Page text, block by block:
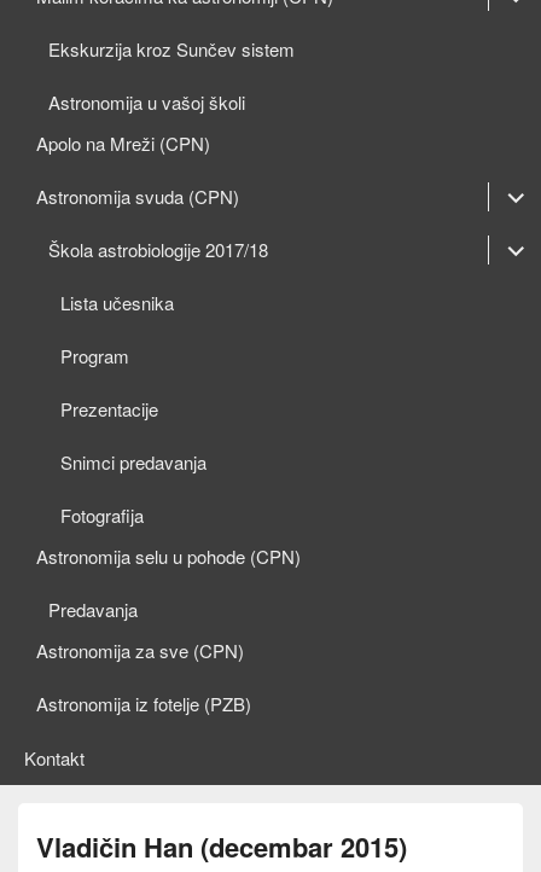
Ekskurzija kroz Sunčev sistem
Astronomija u vašoj školi
Apolo na Mreži (CPN)
Astronomija svuda (CPN)
menu
Škola astrobiologije 2017/18
Lista učesnika
Program
Prezentacije
Snimci predavanja
Fotografija
Astronomija selu u pohode (CPN)
Predavanja
Astronomija za sve (CPN)
Astronomija iz fotelje (PZB)
Kontakt
Vladičin Han (decembar 2015)